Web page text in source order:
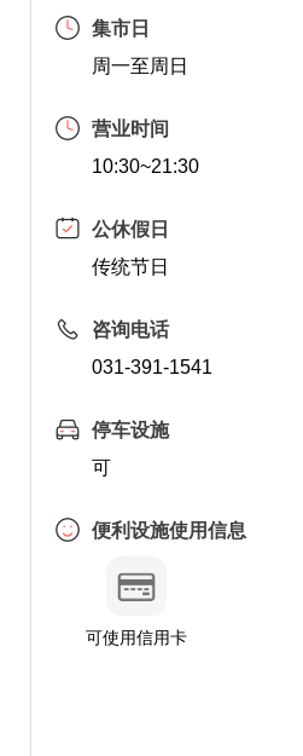
集市日
周一至周日
营业时间
10:30~21:30
公休假日
传统节日
咨询电话
031-391-1541
停车设施
可
便利设施使用信息
可使用信用卡